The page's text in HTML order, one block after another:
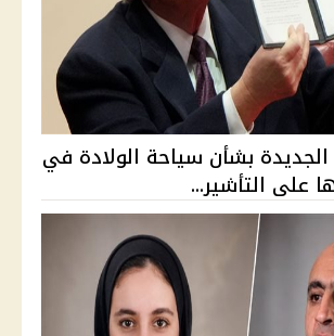
الجديدة بشأن سياحة الولادة في
على التأشير...